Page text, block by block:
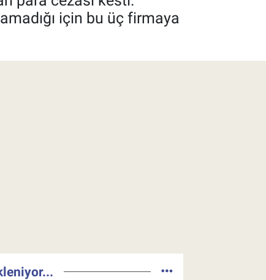
için bu üç firmaya